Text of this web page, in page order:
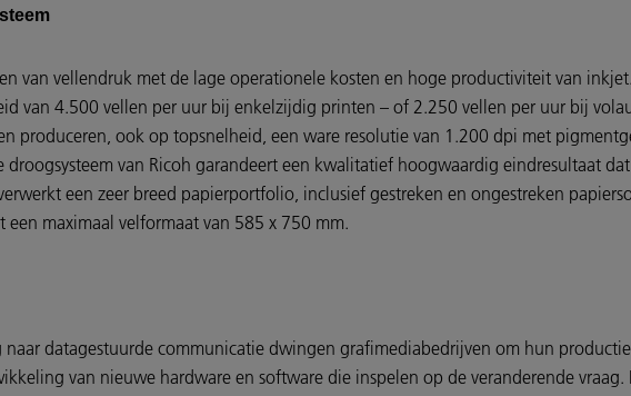
van vellendruk met de lage operationele kosten en hoge productiviteit van
van 4.500 vellen per uur bij enkelzijdig printen – of 2.250 vellen per uur bij
produceren, ook op topsnelheid, een ware resolutie van 1.200 dpi met
van Ricoh garandeert een kwalitatief hoogwaardig eindresultaat
een zeer breed papierportfolio, inclusief gestreken en ongestreken
maximaal velformaat van 585 x 750 mm.
naar datagestuurde communicatie dwingen grafimediabedrijven om hun
van nieuwe hardware en software die inspelen op de veranderende vraag.